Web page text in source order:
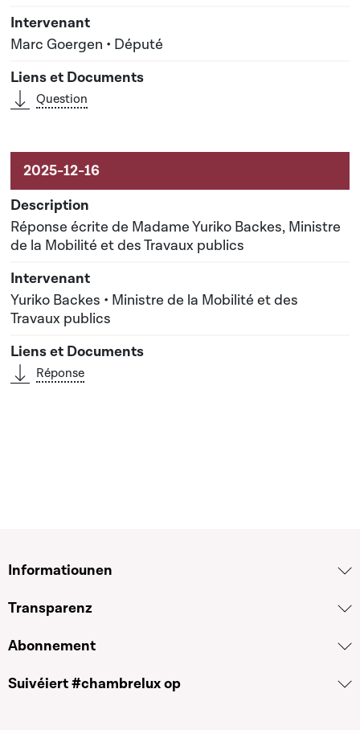
Marc Goergen • Député
Question
Réponse écrite de Madame Yuriko Backes, Ministre
de la Mobilité et des Travaux publics
Yuriko Backes • Ministre de la Mobilité et des
Travaux publics
Réponse
Informatiounen
Transparenz
Abonnement
Suivéiert #chambrelux op